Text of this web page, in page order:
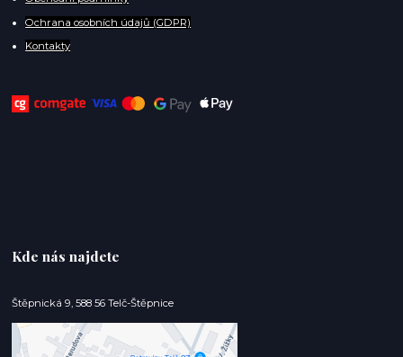
Ochrana osobních údajů (GDPR)
Kontakty
Kde nás najdete
Štěpnická 9, 588 56 Telč-Štěpnice